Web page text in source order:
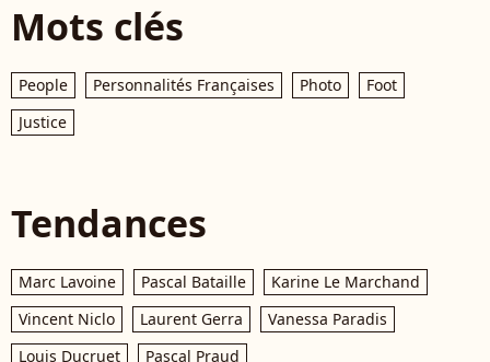
Mots clés
People Personnalités Françaises Photo
Foot
Justice
Tendances
Marc Lavoine Pascal Bataille
Karine Le Marchand
Vincent Niclo
Laurent Gerra
Vanessa Paradis
Louis Ducruet
Pascal Praud